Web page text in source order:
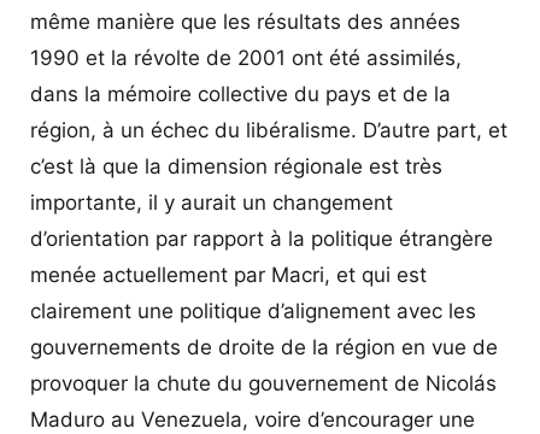
même manière que les résultats des années
1990 et la révolte de 2001 ont été assimilés,
dans la mémoire collective du pays et de la
région, à un échec du libéralisme. D’autre part, et
c’est là que la dimension régionale est très
importante, il y aurait un changement
d’orientation par rapport à la politique étrangère
menée actuellement par Macri, et qui est
clairement une politique d’alignement avec les
gouvernements de droite de la région en vue de
provoquer la chute du gouvernement de Nicolás
Maduro au Venezuela, voire d’encourager une